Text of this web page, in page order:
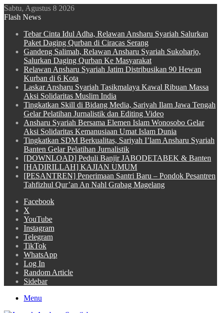
Sabtu, Agustus 8 2026
Flash News
Tebar Cinta Idul Adha, Relawan Ansharu Syariah Salurkan
Paket Daging Qurban di Ciracas Serang
Gandeng Salimah, Relawan Ansharu Syariah Sukoharjo,
Salurkan Daging Qurban Ke Masyarakat
Relawan Ansharu Syariah Jatim Distribusikan 90 Hewan
Kurban di 6 Kota
Laskar Ansharu Syariah Tasikmalaya Kawal Ribuan Massa
Aksi Solidaritas Muslim India
Tingkatkan Skill di Bidang Media, Sariyah Ilam Jawa Tengah
Gelar Pelatihan Jurnalistik dan Editing Video
Ansharu Syariah Bersama Elemen Islam Wonosobo Gelar
Aksi Solidaritas Kemanusiaan Umat Islam Dunia
Tingkatkan SDM Berkualitas, Sariyah I’lam Ansharu Syariah
Banten Gelar Pelatihan Jurnalistik
[DOWNLOAD] Peduli Banjir JABODETABEK & Banten
[HADIRILLAH] KAJIAN UMUM
[PESANTREN] Penerimaan Santri Baru – Pondok Pesantren
Tahfizhul Qur’an An Nahl Grabag Magelang
Facebook
X
YouTube
Instagram
Telegram
TikTok
WhatsApp
Log In
Random Article
Sidebar
Menu